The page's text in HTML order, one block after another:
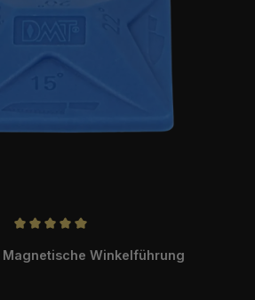
Magnetische Winkelführung